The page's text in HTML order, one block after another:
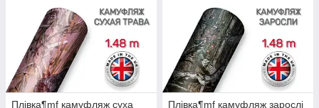
Плівка¶mf камуфляж суха
Плівка¶mf камуфляж зарослі